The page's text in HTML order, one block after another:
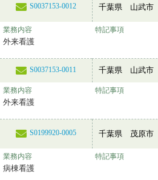
S0037153-0012 千葉県 山武市
業務内容
外来看護
特記事項
S0037153-0011 千葉県 山武市
業務内容
外来看護
特記事項
S0199920-0005 千葉県 茂原市
業務内容
病棟看護
特記事項